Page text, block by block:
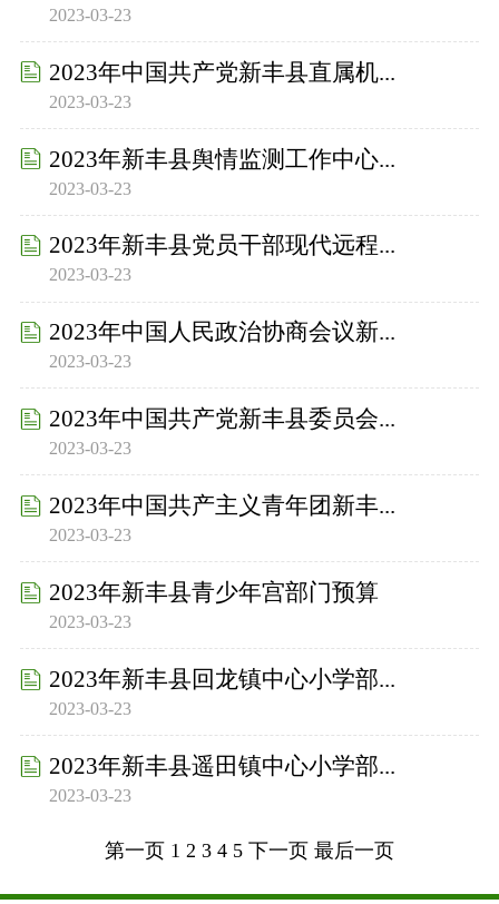
2023-03-23
2023年中国共产党新丰县直属机...
2023-03-23
2023年新丰县舆情监测工作中心...
2023-03-23
2023年新丰县党员干部现代远程...
2023-03-23
2023年中国人民政治协商会议新...
2023-03-23
2023年中国共产党新丰县委员会...
2023-03-23
2023年中国共产主义青年团新丰...
2023-03-23
2023年新丰县青少年宫部门预算
2023-03-23
2023年新丰县回龙镇中心小学部...
2023-03-23
2023年新丰县遥田镇中心小学部...
2023-03-23
第一页 1 2 3 4 5 下一页 最后一页